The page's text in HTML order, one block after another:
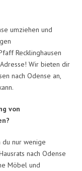
umziehen und
Recklinghausen
Wir bieten dir
nach Odense an,
von
du nur wenige
nach Odense
Möbel und